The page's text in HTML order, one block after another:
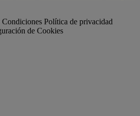
Política de privacidad
de Cookies